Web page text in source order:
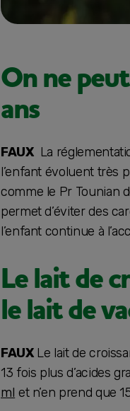
On ne
ans
FAUXLa
l’enfant évoluent très
comme le Pr Tounian
permet d’éviter des
l’enfant continue à
Le lait de
le lait de
FAUXLe lait de
13 fois plus d’acides
ml et n’en prend que